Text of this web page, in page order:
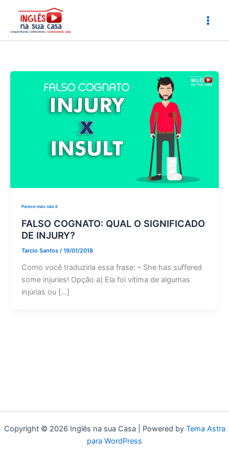
conteúdo
Parece mas não é
FALSO COGNATO: QUAL O SIGNIFICADO
DE INJURY?
Tarcio Santos / 19/01/2018
Como você traduziria essa frase: – She has suffered
some injuries! Opção a) Ela foi vítima de algumas
injúrias ou […]
Copyright © 2026 Inglês na sua Casa | Powered by Tema Astra
para WordPress